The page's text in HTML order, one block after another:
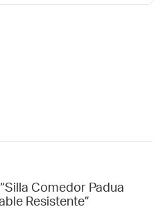
Comedor Padua
Resistente”